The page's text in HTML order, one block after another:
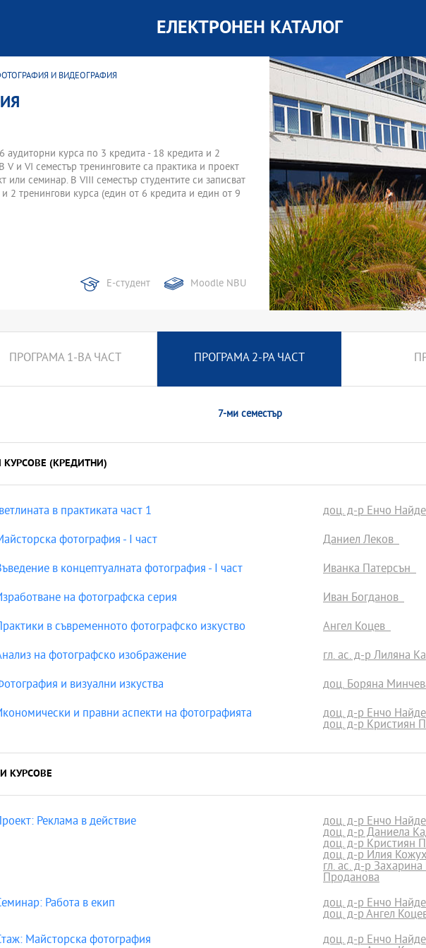
ЕЛЕКТРОНЕН КАТАЛОГ
И ВИДЕОГРАФИЯ
аудиторни курса по 3 кредита - 18 кредита и 2
и VI семестър тренинговите са практика и проект
или семинар. В VIII семестър студентите си записват
2 тренингови курса (един от 6 кредита и един от 9
Е-студент Moodle NBU
ПРОГРАМА 1-ВА ЧАСТ ПРОГРАМА 2-РА ЧАСТ
7-ми семестър
КУРСОВЕ (КРЕДИТНИ)
в практиката част 1 доц. д-р Енчо
фотография - І част
Даниел Леков
в концептуалната фотография - І част
Иванка Патерсън
на фотографска серия
Иван Богданов
в съвременното фотографско изкуство
Ангел Коцев
на фотографско изображение
гл. ас. д-р Лиляна
и визуални изкуства
доц. Боряна
и правни аспекти на фотографията
доц. д-р Енчо
доц. д-р Кристиян
КУРСОВЕ
Реклама в действие доц. д-р Енчо
доц. д-р Даниела
доц. д-р Кристиян
доц. д-р Илия
гл. ас. д-р
Проданова
Работа в екип доц. д-р Енчо
доц. д-р Ангел
Майсторска фотография доц. д-р Енчо